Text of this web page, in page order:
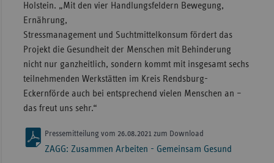
Holstein. „Mit den vier Handlungsfeldern Bewegung,
Ernährung,
Stressmanagement und Suchtmittelkonsum fördert das
Projekt die Gesundheit der Menschen mit Behinderung
nicht nur ganzheitlich, sondern kommt mit insgesamt sechs
teilnehmenden Werkstätten im Kreis Rendsburg-
Eckernförde auch bei entsprechend vielen Menschen an –
das freut uns sehr.“
Pressemitteilung vom 26.08.2021 zum Download
ZAGG: Zusammen Arbeiten - Gemeinsam Gesund